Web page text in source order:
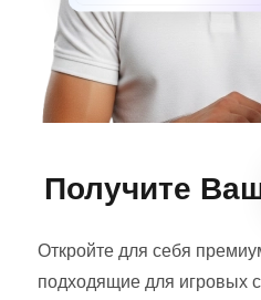
Получите
Откройте для себя
подходящие для игровых